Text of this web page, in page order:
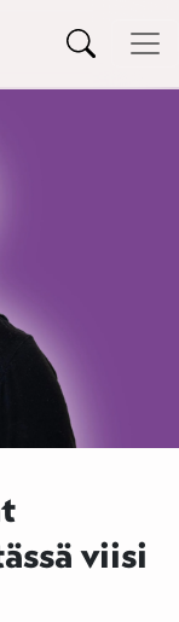
viisi